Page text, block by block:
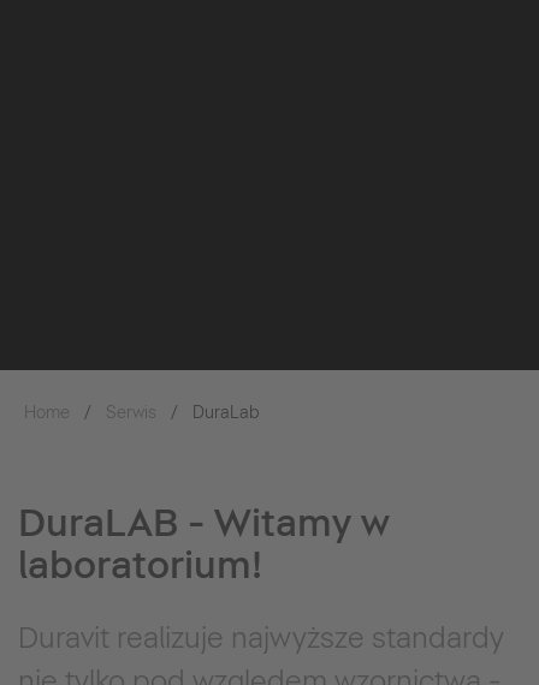
Home Serwis DuraLab
DuraLAB - Witamy w
laboratorium!
Duravit realizuje najwyższe standardy